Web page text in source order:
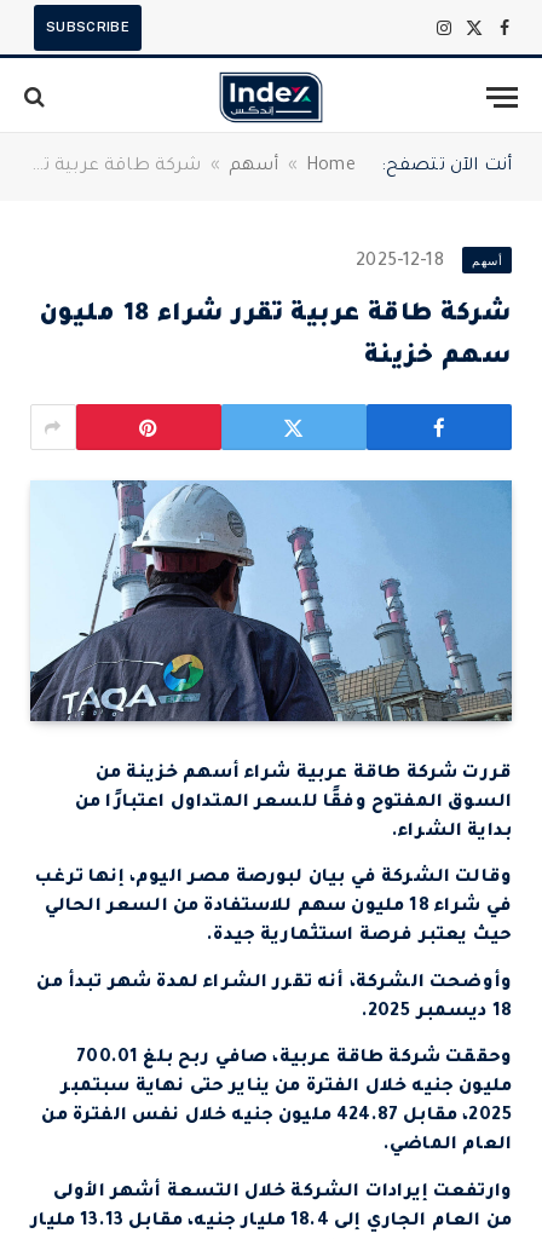
فيسبوك
X
الانستغرام
SUBSCRIBE
أنت الآن تتصفح: Home
» أسهم » شركة طاقة عربية تقرر شراء 18 مليون سهم خزينة
أسهم 2025-12-18
شركة طاقة عربية تقرر شراء 18 مليون
سهم خزينة
قررت شركة طاقة عربية شراء أسهم خزينة من
السوق المفتوح وفقًا للسعر المتداول اعتبارًا من
بداية الشراء.
وقالت الشركة في بيان لبورصة مصر اليوم، إنها ترغب
في شراء 18 مليون سهم للاستفادة من السعر الحالي
حيث يعتبر فرصة استثمارية جيدة.
وأوضحت الشركة، أنه تقرر الشراء لمدة شهر تبدأ من
18 ديسمبر 2025.
وحققت شركة طاقة عربية، صافي ربح بلغ 700.01
مليون جنيه خلال الفترة من يناير حتى نهاية سبتمبر
2025، مقابل 424.87 مليون جنيه خلال نفس الفترة من
العام الماضي.
وارتفعت إيرادات الشركة خلال التسعة أشهر الأولى
من العام الجاري إلى 18.4 مليار جنيه، مقابل 13.13 مليار